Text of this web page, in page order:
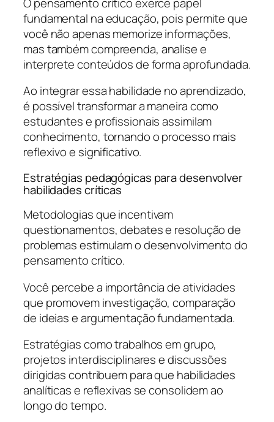
fundamental na educação, pois permite que
você não apenas memorize informações,
mas também compreenda, analise e
interprete conteúdos de forma aprofundada.
Ao integrar essa habilidade no aprendizado,
é possível transformar a maneira como
estudantes e profissionais assimilam
conhecimento, tornando o processo mais
reflexivo e significativo.
Estratégias pedagógicas para desenvolver
habilidades críticas
Metodologias que incentivam
questionamentos, debates e resolução de
problemas estimulam o desenvolvimento do
pensamento crítico.
Você percebe a importância de atividades
que promovem investigação, comparação
de ideias e argumentação fundamentada.
Estratégias como trabalhos em grupo,
projetos interdisciplinares e discussões
dirigidas contribuem para que habilidades
analíticas e reflexivas se consolidem ao
longo do tempo.